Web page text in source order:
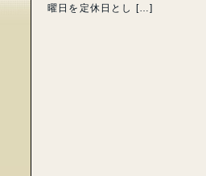
曜日を定休日とし […]